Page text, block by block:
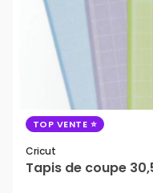
TOP VENTE
Cricut
Tapis de coupe